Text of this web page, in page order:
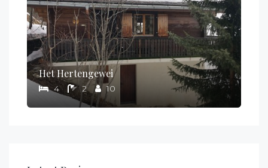
Het Hertengewei
4 2 10